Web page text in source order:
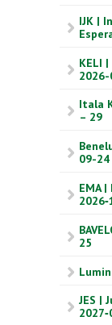
IJK |
KELI
Itala
– 29
09-
EMA
25
JES |